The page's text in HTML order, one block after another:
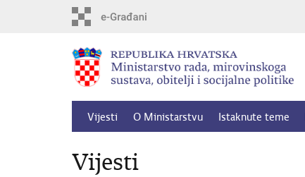
Vijesti O Ministarstvu Istaknute teme
Vijesti